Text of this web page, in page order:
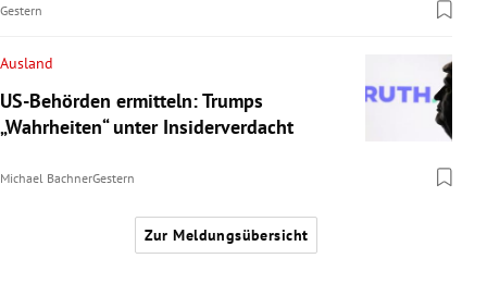
Gestern
Ausland
US-Behörden ermitteln: Trumps
„Wahrheiten“ unter Insiderverdacht
Michael BachnerGestern
Zur Meldungsübersicht